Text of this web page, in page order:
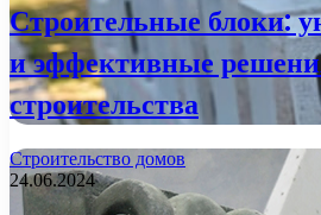
Строительные блоки:
и эффективные
строительства
Строительство домов
24.06.2024